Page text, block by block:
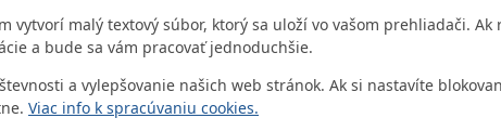
vytvorí malý textový súbor, ktorý sa uloží vo vašom prehliadači.
a bude sa vám pracovať jednoduchšie.
a vylepšovanie našich web stránok. Ak si nastavíte
Viac info k spracúvaniu cookies.
o najlepšiu internetovú stránku samospráv za
IČ
Číslo